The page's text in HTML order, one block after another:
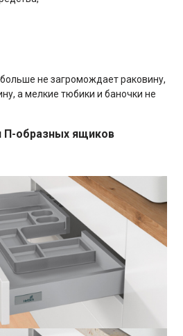
больше не загромождает раковину,
а мелкие тюбики и баночки не
П-образных ящиков